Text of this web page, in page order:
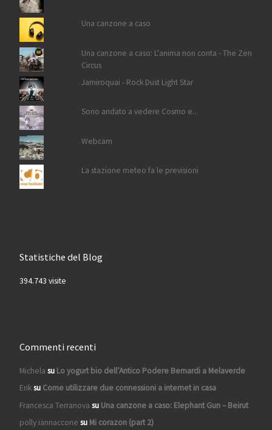
Una canzone a caso
Una canzone a caso: L'anima non conta - The Zen
Circus
Jamiroquai - Rock Dust Light Star
Sono andato a vedere Cosmo e...
Webcam
La stazione meteo fa le previsioni
Statistiche del Blog
394.743 visite
Commenti recenti
Michela su Lo yogurt bio dell’Antico Podere Bernardi a Melaverde
Eriksu Come utilizzare due connessioni a internet in casa
Francesca Terranova su Una canzone a caso: Elephant Gun – Beirut
polly iannaccone su Mi corazon (part 2)